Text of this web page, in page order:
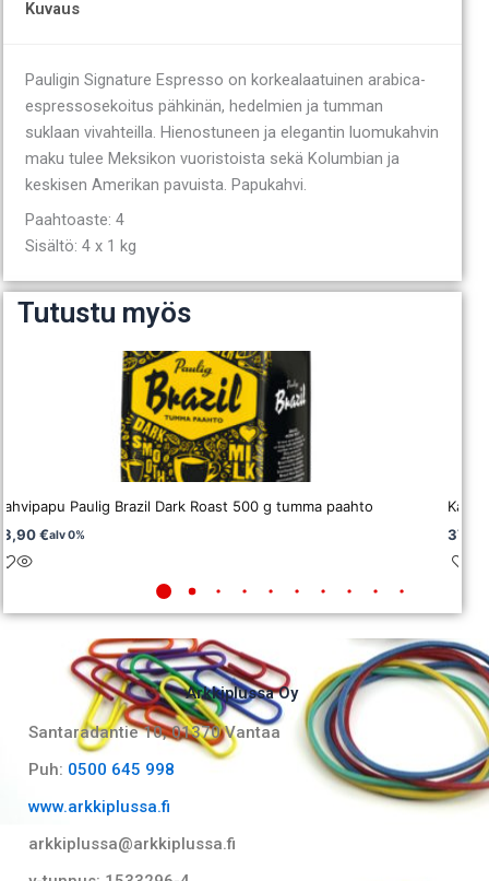
Kuvaus
Pauligin Signature Espresso on korkealaatuinen arabica-
espressosekoitus pähkinän, hedelmien ja tumman
suklaan vivahteilla. Hienostuneen ja elegantin luomukahvin
maku tulee Meksikon vuoristoista sekä Kolumbian ja
keskisen Amerikan pavuista. Papukahvi.
Paahtoaste: 4
Sisältö: 4 x 1 kg
Tutustu myös
Paulig Brazil Dark Roast 500 g tumma paahto
€alv 0%
Arkkiplussa Oy
Santaradantie 10, 01370 Vantaa​
Puh: 0500 645 998
www.arkkiplussa.fi
arkkiplussa@arkkiplussa.fi